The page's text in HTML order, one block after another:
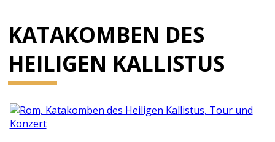
KATAKOMBEN DES
HEILIGEN KALLISTUS